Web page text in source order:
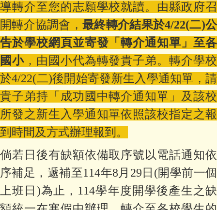
導轉介至您的志願學校就讀。由縣政府召
開轉介協調會，最終轉介結果於4/22(二)公
告於學校網頁並寄發「轉介通知單」至各
國小，由國小代為轉發貴子弟。轉介學校
於4/22(二)後開始寄發新生入學通知單，請
貴子弟持「成功國中轉介通知單」及該校
所發之新生入學通知單依照該校指定之報
到時間及方式辦理報到。
倘若日後有缺額依備取序號以電話通知依
序補足，遞補至114年8月29日(開學前一個
上班日)為止，114學年度開學後產生之缺